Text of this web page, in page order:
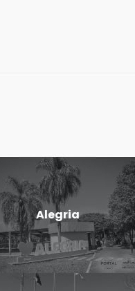
Cerro Largo